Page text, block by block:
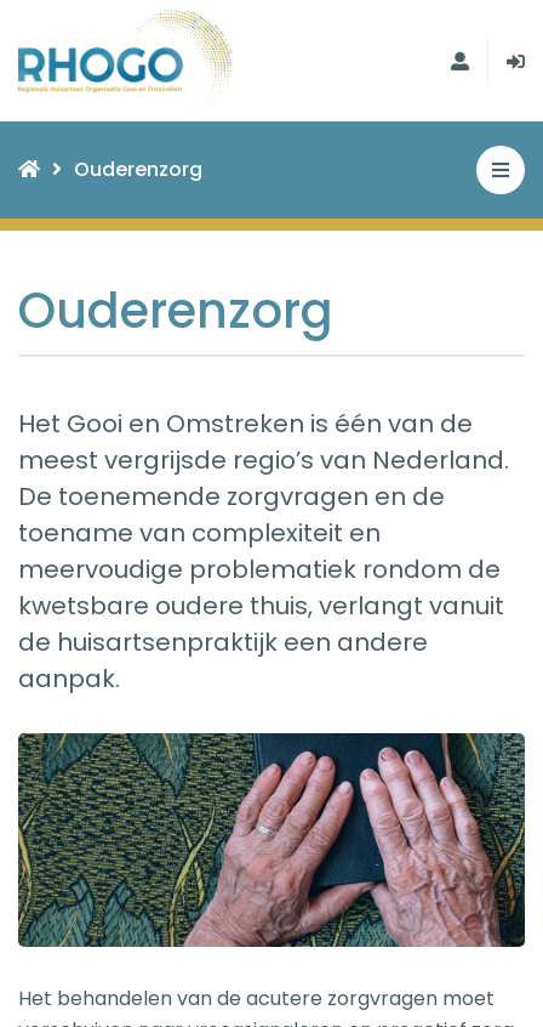
Ouderenzorg
Ouderenzorg
Het Gooi en Omstreken is één van de
meest vergrijsde regio’s van Nederland.
De toenemende zorgvragen en de
toename van complexiteit en
meervoudige problematiek rondom de
kwetsbare oudere thuis, verlangt vanuit
de huisartsenpraktijk een andere
aanpak.
Het behandelen van de acutere zorgvragen moet